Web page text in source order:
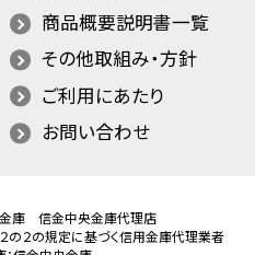
商品概要説明書一覧
その他取組み・方針
ご利用にあたり
お問い合わせ
金庫 信金中央金庫代理店
２の規定に基づく信用金庫代理業者